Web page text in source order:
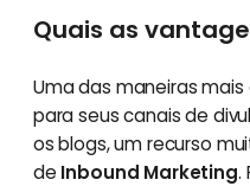
Quais as
Uma das maneiras
para seus canais de
os blogs, um recurso
de Inbound Marketing.